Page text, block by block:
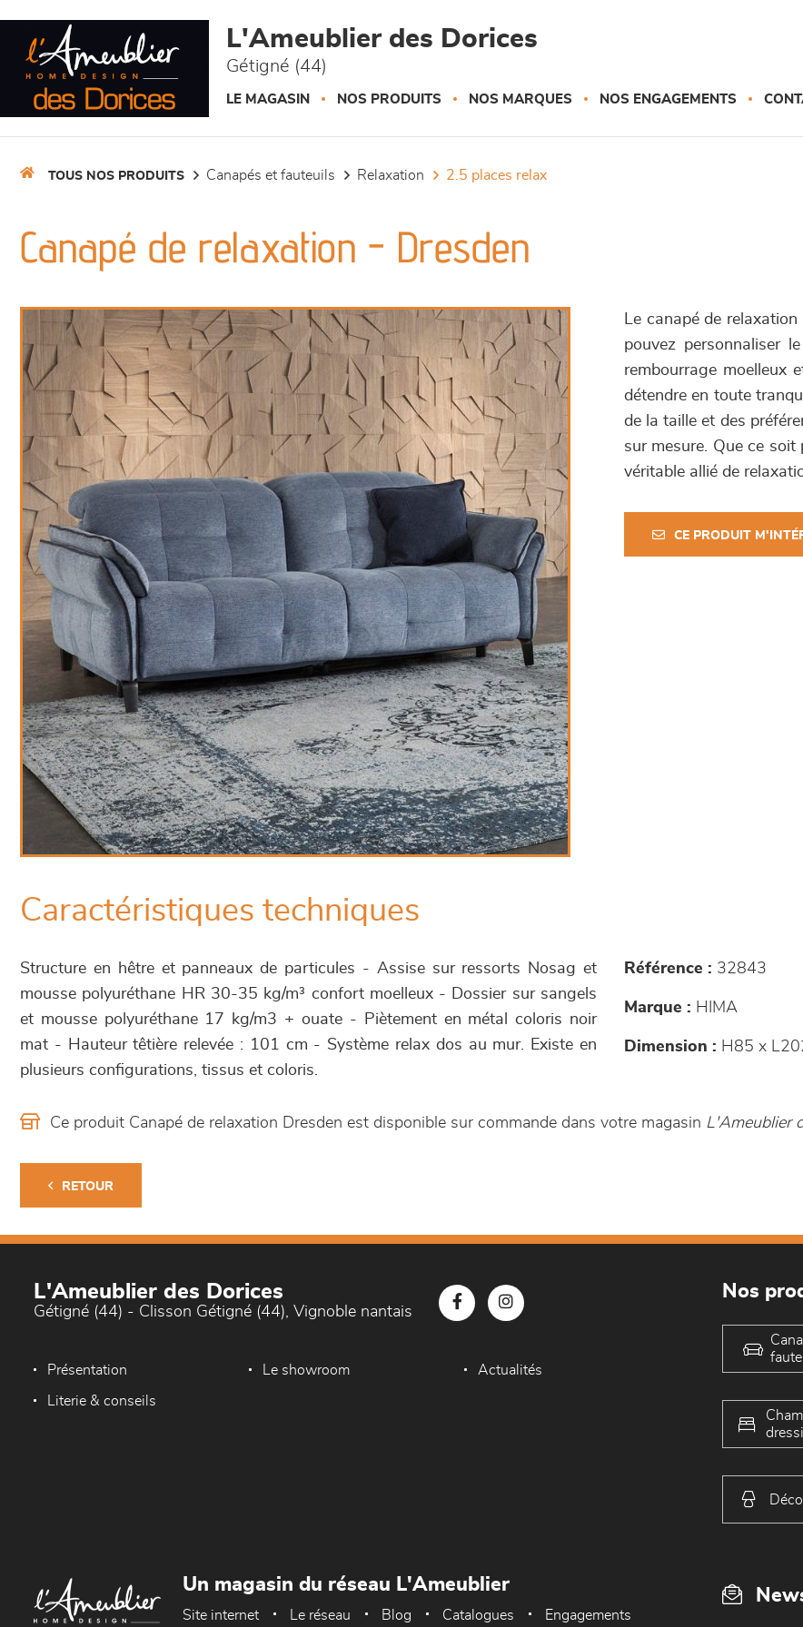
L'Ameublier des Dorices
Gétigné (44)
LE MAGASIN NOS PRODUITS NOS MARQUES NOS ENGAGEMENTS
TOUS NOS PRODUITS canapés et fauteuils relaxation 2.5 places relax
Canapé de relaxation - Dresden
Le canapé de
pouvez personnaliser
rembourrage moelleux
détendre en toute
de la taille et des
sur mesure. Que ce
véritable allié de
CE PRODUIT
Caractéristiques techniques
Structure en hêtre et panneaux de particules - Assise sur ressorts Nosag et
mousse polyuréthane HR 30-35 kg/m³ confort moelleux - Dossier sur sangels
et mousse polyuréthane 17 kg/m3 + ouate - Piètement en métal coloris noir
mat - Hauteur têtière relevée : 101 cm - Système relax dos au mur. Existe en
plusieurs configurations, tissus et coloris.
Référence : 32843
Marque : HIMA
Dimension : H85 x
Ce produit Canapé de relaxation Dresden est disponible sur commande dans votre magasin L'Ameublier
RETOUR
L'Ameublier des Dorices
Gétigné (44) - Clisson Gétigné (44), Vignoble nantais
Présentation Le showroom Actualités
Literie & conseils
Nos
Un magasin du réseau L'Ameublier
Site internet Le réseau Blog Catalogues Engagements